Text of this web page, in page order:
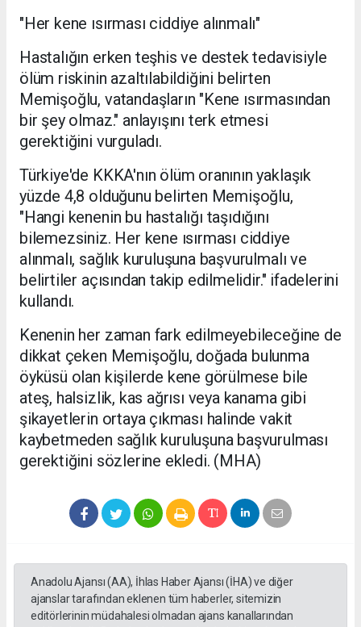
"Her kene ısırması ciddiye alınmalı"
Hastalığın erken teşhis ve destek tedavisiyle
ölüm riskinin azaltılabildiğini belirten
Memişoğlu, vatandaşların "Kene ısırmasından
bir şey olmaz." anlayışını terk etmesi
gerektiğini vurguladı.
Türkiye'de KKKA'nın ölüm oranının yaklaşık
yüzde 4,8 olduğunu belirten Memişoğlu,
"Hangi kenenin bu hastalığı taşıdığını
bilemezsiniz. Her kene ısırması ciddiye
alınmalı, sağlık kuruluşuna başvurulmalı ve
belirtiler açısından takip edilmelidir." ifadelerini
kullandı.
Kenenin her zaman fark edilmeyebileceğine de
dikkat çeken Memişoğlu, doğada bulunma
öyküsü olan kişilerde kene görülmese bile
ateş, halsizlik, kas ağrısı veya kanama gibi
şikayetlerin ortaya çıkması halinde vakit
kaybetmeden sağlık kuruluşuna başvurulması
gerektiğini sözlerine ekledi. (MHA)
Anadolu Ajansı (AA), İhlas Haber Ajansı (İHA) ve diğer
ajanslar tarafından eklenen tüm haberler, sitemizin
editörlerinin müdahalesi olmadan ajans kanallarından